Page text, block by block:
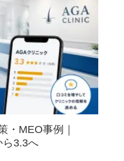
・MEO事例｜
ら3.3へ